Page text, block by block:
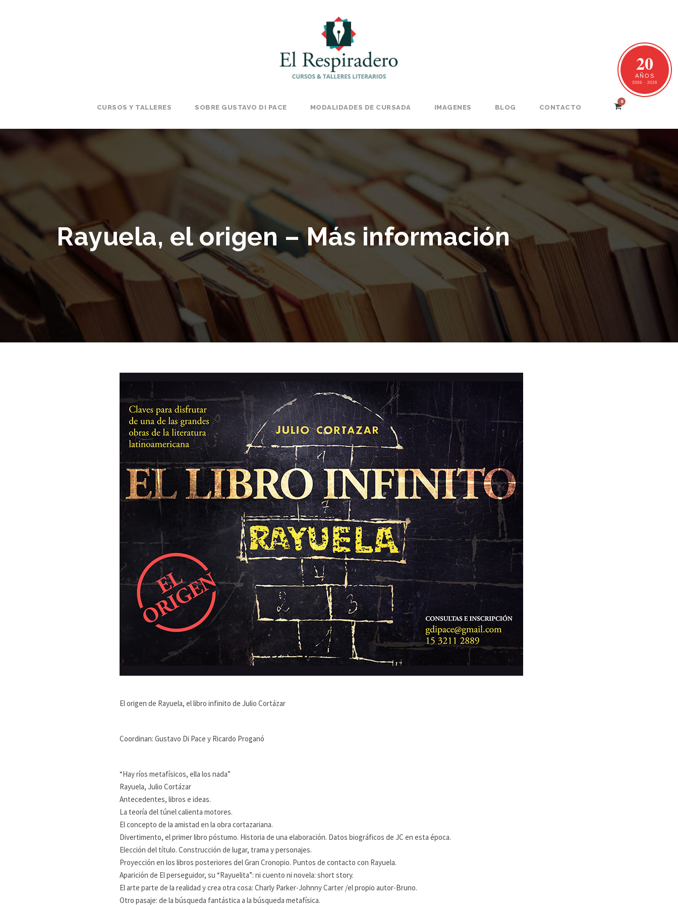
CURSOS Y TALLERES SOBRE GUSTAVO DI PACE MODALIDADES DE CURSADA IMAGENES BLOG CONTACTO
0
Rayuela, el origen – Más información
El origen de Rayuela, el libro infinito de Julio Cortázar
Coordinan: Gustavo Di Pace y Ricardo Proganó
“Hay ríos metafísicos, ella los nada”
Rayuela, Julio Cortázar
Antecedentes, libros e ideas.
La teoría del túnel calienta motores.
El concepto de la amistad en la obra cortazariana.
Divertimento, el primer libro póstumo. Historia de una elaboración. Datos biográficos de JC en esta época.
Elección del título. Construcción de lugar, trama y personajes.
Proyección en los libros posteriores del Gran Cronopio. Puntos de contacto con Rayuela.
Aparición de El perseguidor, su “Rayuelita”: ni cuento ni novela: short story.
El arte parte de la realidad y crea otra cosa: Charly Parker-Johnny Carter /el propio autor-Bruno.
Otro pasaje: de la búsqueda fantástica a la búsqueda metafísica.
20
AÑOS
2006 · 2026